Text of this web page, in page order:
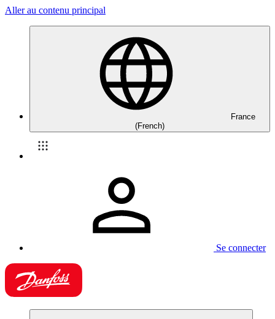
Aller au contenu principal
France
(French)
Se connecter